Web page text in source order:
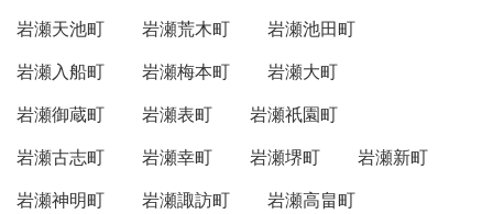
岩瀬天池町
岩瀬荒木町
岩瀬池田町
岩瀬入船町
岩瀬梅本町
岩瀬大町
岩瀬御蔵町
岩瀬表町
岩瀬祇園町
岩瀬古志町
岩瀬幸町 岩瀬堺町
岩瀬新町
岩瀬神明町
岩瀬諏訪町
岩瀬高畠町